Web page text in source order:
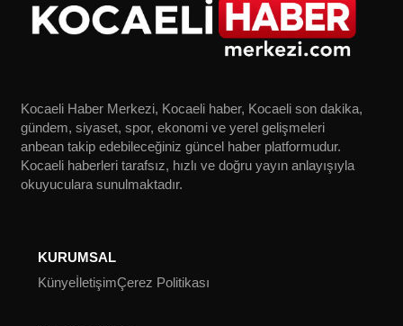
Kocaeli Haber Merkezi, Kocaeli haber, Kocaeli son dakika,
gündem, siyaset, spor, ekonomi ve yerel gelişmeleri
anbean takip edebileceğiniz güncel haber platformudur.
Kocaeli haberleri tarafsız, hızlı ve doğru yayın anlayışıyla
okuyuculara sunulmaktadır.
KURUMSAL
KünyeİletişimÇerez Politikası